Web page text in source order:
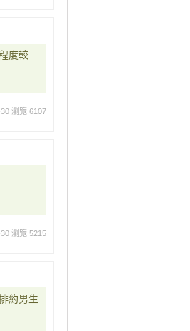
度較
瀏覽 6107
瀏覽 5215
約男生